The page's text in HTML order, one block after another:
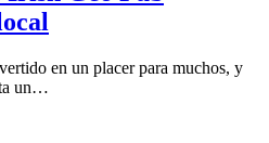
en un placer para muchos, y
un…